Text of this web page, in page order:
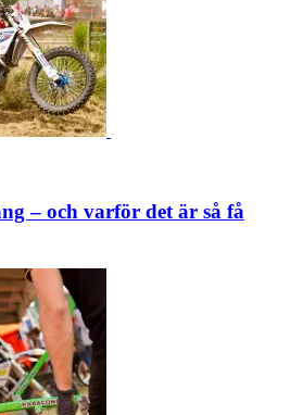
– och varför det är så få